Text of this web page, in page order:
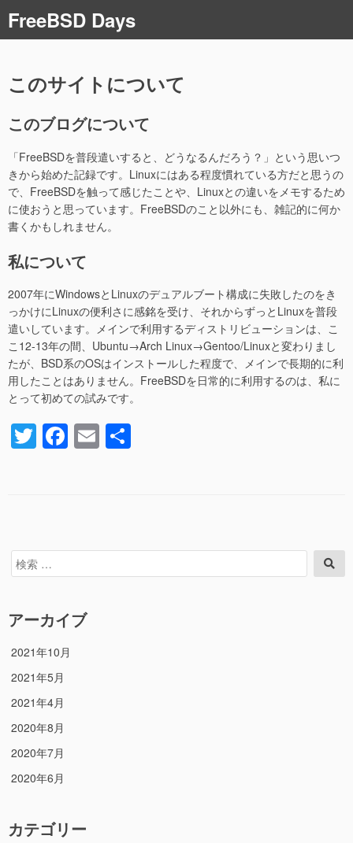
ン
テ
へ
キ
FreeBSD Days
このサイトについて
このブログについて
「FreeBSDを普段遣いすると、どうなるんだろう？」という思いつ
きから始めた記録です。Linuxにはある程度慣れている方だと思うの
で、FreeBSDを触って感じたことや、Linuxとの違いをメモするため
に使おうと思っています。FreeBSDのこと以外にも、雑記的に何か
書くかもしれません。
私について
2007年にWindowsとLinuxのデュアルブート構成に失敗したのをき
っかけにLinuxの便利さに感銘を受け、それからずっとLinuxを普段
遣いしています。メインで利用するディストリビューションは、こ
こ12-13年の間、Ubuntu→Arch Linux→Gentoo/Linuxと変わりまし
たが、BSD系のOSはインストールした程度で、メインで長期的に利
用したことはありません。FreeBSDを日常的に利用するのは、私に
とって初めての試みです。
T
wi
F
a
o
o
k
E
m
検
索
索
アーカイブ
2021年10月
2021年5月
2021年4月
2020年8月
2020年7月
2020年6月
カテゴリー